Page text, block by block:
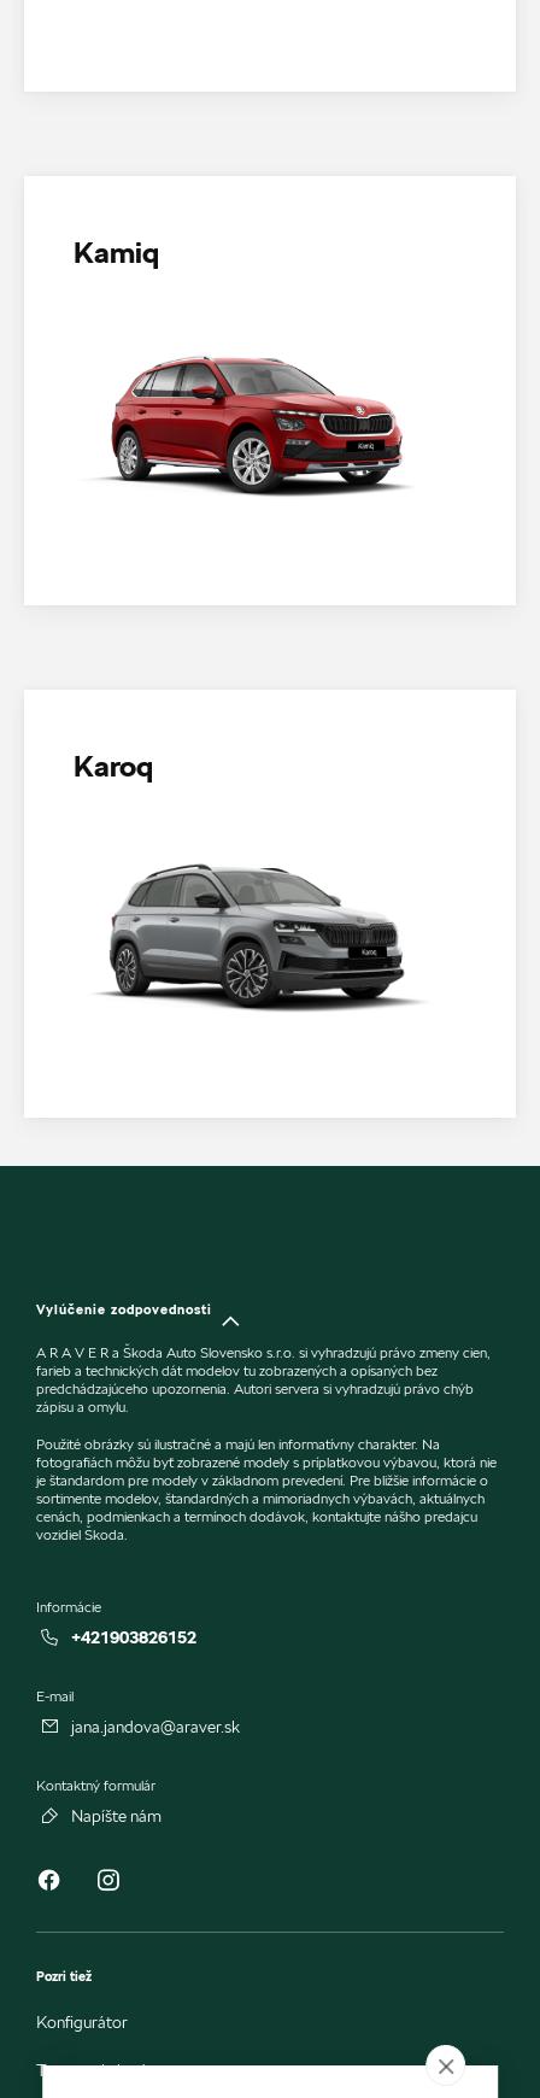
Kamiq
Karoq
Vylúčenie zodpovednosti
A R A V E R a Škoda Auto Slovensko s.r.o. si vyhradzujú právo zmeny cien,
farieb a technických dát modelov tu zobrazených a opísaných bez
predchádzajúceho upozornenia. Autori servera si vyhradzujú právo chýb
zápisu a omylu.
Použité obrázky sú ilustračné a majú len informatívny charakter. Na
fotografiách môžu byť zobrazené modely s príplatkovou výbavou, ktorá nie
je štandardom pre modely v základnom prevedení. Pre bližšie informácie o
sortimente modelov, štandardných a mimoriadnych výbavách, aktuálnych
cenách, podmienkach a termínoch dodávok, kontaktujte nášho predajcu
vozidiel Škoda.
Informácie
+421903826152
E-mail
jana.jandova@araver.sk
Kontaktný formulár
Napíšte nám
Pozri tiež
Konfigurátor
Testovacia jazda